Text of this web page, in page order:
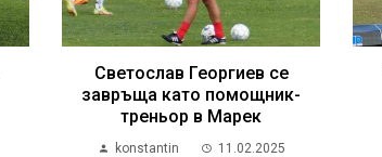
Светослав Георгиев се
завръща като помощник-
треньор в Марек
konstantin 11.02.2025